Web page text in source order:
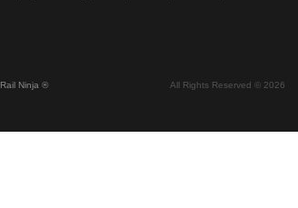
비엔나 부다페스트 기차에
Rail Ninja ® All Rights Reserved © 2026